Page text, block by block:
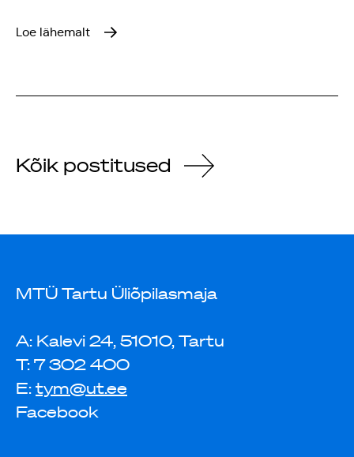
Loe lähemalt
Kõik postitused
MTÜ Tartu Üliõpilasmaja
A: Kalevi 24, 51010, Tartu
T: 7 302 400
E: tym@ut.ee
Facebook